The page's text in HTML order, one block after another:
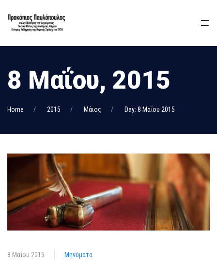
8 Μαΐου, 2015
Home 2015 Μάιος Day: 8 Μαΐου 2015
8 Μαΐου 2015 Μηνύματα